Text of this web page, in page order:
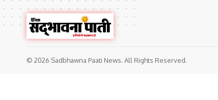
© 2026 Sadbhawna Paati News. All Rights Reserved.